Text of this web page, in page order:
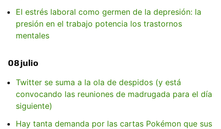
El estrés laboral como germen de la depresión: la
presión en el trabajo potencia los trastornos
mentales
08 julio
Twitter se suma a la ola de despidos (y está
convocando las reuniones de madrugada para el día
siguiente)
Hay tanta demanda por las cartas Pokémon que sus